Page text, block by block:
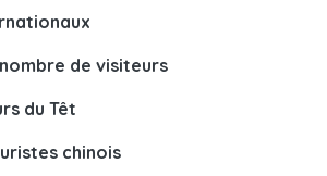
de visiteurs
du Têt
chinois